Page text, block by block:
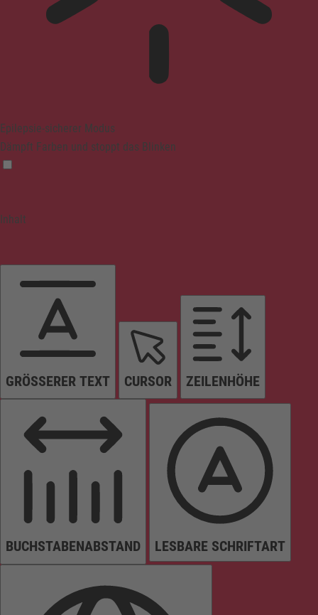
Epilepsie-sicherer Modus
Dämpft Farben und stoppt das Blinken
Inhalt
GRÖSSERER TEXT CURSOR ZEILENHÖHE
BUCHSTABENABSTAND LESBARE SCHRIFTART